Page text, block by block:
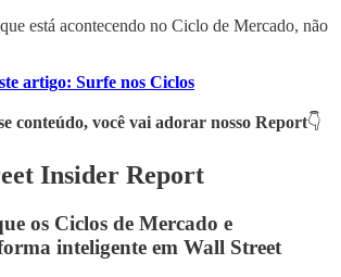
está acontecendo no Ciclo de Mercado, não
artigo: Surfe nos Ciclos
conteúdo, você vai adorar nosso Report👇
Insider Report
os Ciclos de Mercado e
inteligente em Wall Street